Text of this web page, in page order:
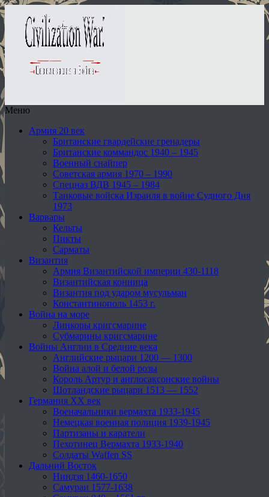
Меню
Армия 20 век
Британские гвардейские гренадеры
Британские коммандос 1940 – 1945
Военный снайпер
Советская армия 1970 – 1990
Спецназ ВДВ 1945 – 1984
Танковые войска Израиля в войне Судного Дня
1973
Варвары
Кельты
Пикты
Сарматы
Византия
Армия Византийской империи 430-1118
Византийская конница
Византия под ударом мусульман
Константинополь 1453 г.
Война на море
Линкоры кригсмарине
Субмарины кригсмарине
Войны Англии в Средние века
Английские рыцари 1200 — 1300
Война алой и белой розы
Король Артур и англосаксонские войны
Шотландские рыцари 1513 — 1552
Германия XX век
Военачальники вермахта 1933-1945
Немецкая военная полиция 1939-1945
Партизаны и каратели
Пехотинец Вермахта 1933-1940
Солдаты Waffen SS
Дальний Восток
Ниндзя 1460-1650
Самураи 1577-1638